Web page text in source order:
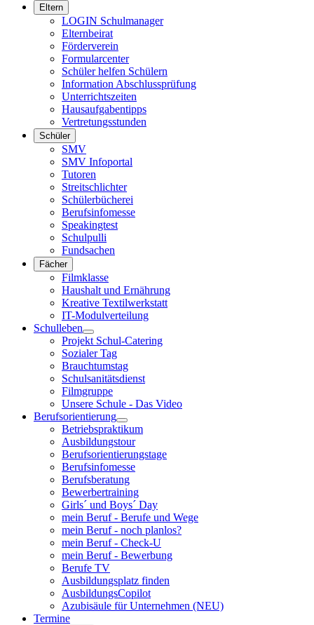
Eltern
LOGIN Schulmanager
Elternbeirat
Förderverein
Formularcenter
Schüler helfen Schülern
Information Abschlussprüfung
Unterrichtszeiten
Hausaufgabentipps
Vertretungsstunden
Schüler
SMV
SMV Infoportal
Tutoren
Streitschlichter
Schülerbücherei
Berufsinfomesse
Speakingtest
Schulpulli
Fundsachen
Fächer
Filmklasse
Haushalt und Ernährung
Kreative Textilwerkstatt
IT-Modulverteilung
Schulleben
Projekt Schul-Catering
Sozialer Tag
Brauchtumstag
Schulsanitätsdienst
Filmgruppe
Unsere Schule - Das Video
Berufsorientierung
Betriebspraktikum
Ausbildungstour
Berufsorientierungstage
Berufsinfomesse
Berufsberatung
Bewerbertraining
Girls´ und Boys´ Day
mein Beruf - Berufe und Wege
mein Beruf - noch planlos?
mein Beruf - Check-U
mein Beruf - Bewerbung
Berufe TV
Ausbildungsplatz finden
AusbildungsCopilot
Azubisäule für Unternehmen (NEU)
Termine